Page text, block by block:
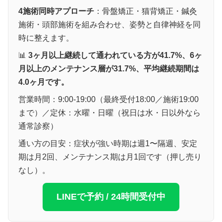
4施術同時アプローチ ：骨盤矯正・猫背矯正・鍼灸
施術・頭部施術を組み合わせ、姿勢と自律神経を同
時に整えます。
📊 3ヶ月以上継続して通われている方が41.7%、6ヶ
月以上のメンテナンス層が31.7%、平均継続期間は
4.0ヶ月です。
営業時間：9:00-19:00（最終受付18:00／施術19:00
まで）／定休：水曜・日曜（祝日は水・日以外なら
通常診察）
通い方の目安：症状が強い時期は週1〜隔週、安定
期は月2回、メンテナンス期は月1回です（押し売り
なし）。
LINEで予約 / 24時間受付中